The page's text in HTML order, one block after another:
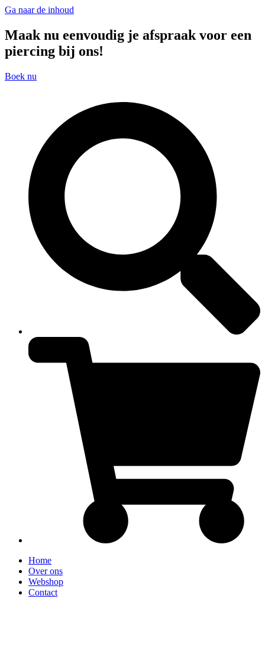
Ga naar de inhoud
Maak nu eenvoudig je afspraak voor een
piercing bij ons!
Boek nu
Home
Over ons
Webshop
Contact